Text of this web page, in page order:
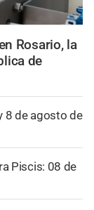
Rosario, la
de
8 de agosto de
Piscis: 08 de